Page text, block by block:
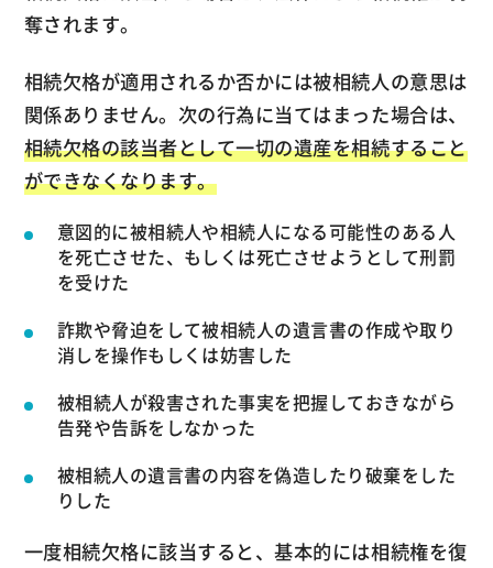
奪されます。
相続欠格が適用されるか否かには被相続人の意思は
関係ありません。次の行為に当てはまった場合は、
相続欠格の該当者として一切の遺産を相続すること
ができなくなります。
意図的に被相続人や相続人になる可能性のある人
を死亡させた、もしくは死亡させようとして刑罰
を受けた
詐欺や脅迫をして被相続人の遺言書の作成や取り
消しを操作もしくは妨害した
被相続人が殺害された事実を把握しておきながら
告発や告訴をしなかった
被相続人の遺言書の内容を偽造したり破棄をした
りした
一度相続欠格に該当すると、基本的には相続権を復